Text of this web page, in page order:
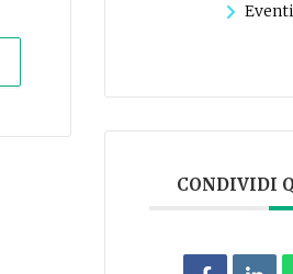
Eventi
CONDIVIDI